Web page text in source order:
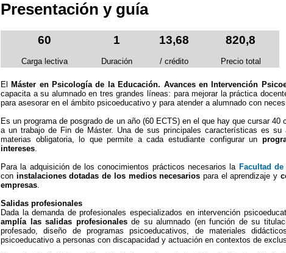
Presentación y guía
60
Carga lectiva
1
Duración
13,68
/ crédito
820,8
Precio total
El
Máster en Psicología de la Educación. Avances en Intervención
capacita a su alumnado en tres grandes líneas: para mejorar la práctica
para asesorar en el ámbito psicoeducativo y para atender a alumnado con
Es un programa de posgrado de un año (60 ECTS) en el que hay que cursar
a un trabajo de Fin de Máster. Una de sus principales características es
materias obligatoria, lo que permite a cada estudiante configurar un
intereses.
Para la adquisición de los conocimientos prácticos necesarios la Facultad
con instalaciones dotadas de los medios necesarios para el aprendizaje y
empresas.
Salidas profesionales
Dada la demanda de profesionales especializados en intervención
amplía las salidas profesionalesde su alumnado (en función de su
profesado, diseño de programas psicoeducativos, de materiales
psicoeducativo a personas con discapacidad y actuación en contextos de